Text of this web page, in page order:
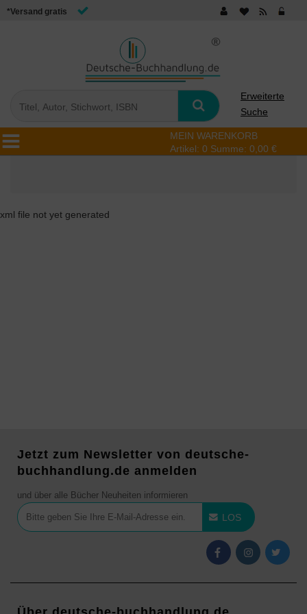
*Versand gratis
Erweiterte
Suche
MEIN WARENKORB
Artikel: 0 Summe: 0,00 €
xml file not yet generated
Jetzt zum Newsletter von deutsche-
buchhandlung.de anmelden
und über alle Bücher Neuheiten informieren
LOS